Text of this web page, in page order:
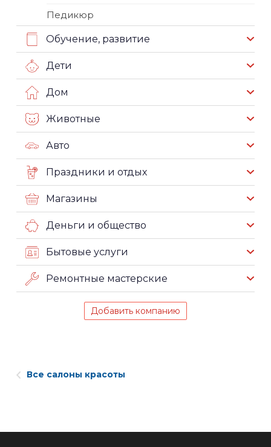
Педикюр
Обучение, развитие
Дети
Дом
Животные
Авто
Праздники и отдых
Магазины
Деньги и общество
Бытовые услуги
Ремонтные мастерские
Добавить компанию
Все салоны красоты